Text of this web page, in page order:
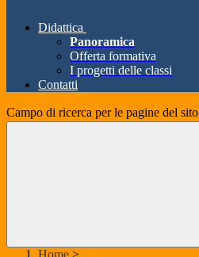
Didattica
Panoramica
Offerta formativa
I progetti delle classi
Contatti
Campo di ricerca per le pagine del sito